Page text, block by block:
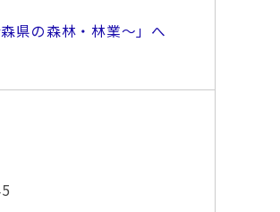
県の森林・林業～」へ